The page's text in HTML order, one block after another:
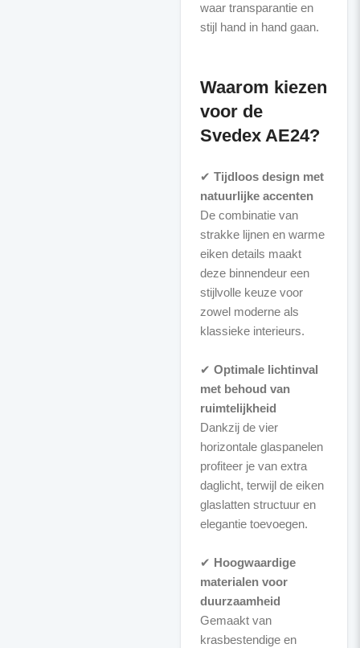
waar transparantie en
stijl hand in hand gaan.
Waarom kiezen
voor de
Svedex AE24?
✔ Tijdloos design met
natuurlijke accenten
De combinatie van
strakke lijnen en warme
eiken details maakt
deze binnendeur een
stijlvolle keuze voor
zowel moderne als
klassieke interieurs.
✔ Optimale lichtinval
met behoud van
ruimtelijkheid
Dankzij de vier
horizontale glaspanelen
profiteer je van extra
daglicht, terwijl de eiken
glaslatten structuur en
elegantie toevoegen.
✔ Hoogwaardige
materialen voor
duurzaamheid
Gemaakt van
krasbestendige en